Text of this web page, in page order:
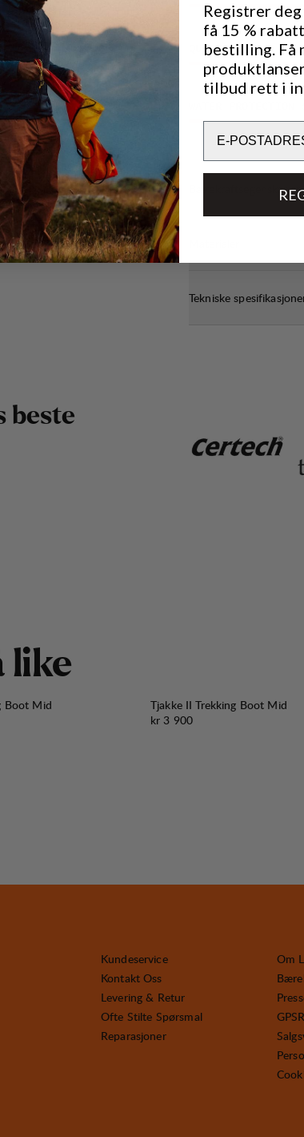
QUICK-DRY 5/6
Bærekraftsegenskaper
Tekniske
beste
like
Boot Mid
Tjakke II Trekking Boot Mid
Pris:
kr 3 900
Kundeservice
Kontakt Oss
Levering & Retur
Ofte Stilte Spørsmal
Reparasjoner
Om
GPSR
Registrer
få 15 %
bestilling. Få
tilbud rett i